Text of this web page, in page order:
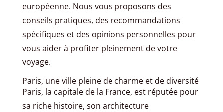
européenne. Nous vous proposons des
conseils pratiques, des recommandations
spécifiques et des opinions personnelles pour
vous aider à profiter pleinement de votre
voyage.
Paris, une ville pleine de charme et de diversité
Paris, la capitale de la France, est réputée pour
sa riche histoire, son architecture